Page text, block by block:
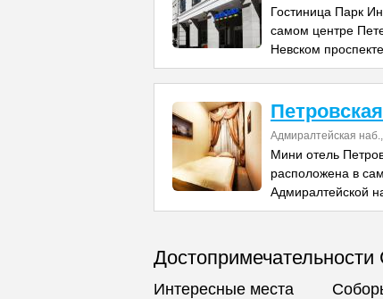
Гостиница Парк
самом центре
Невском проспекте.
Адмиралтейская
Мини отель
расположена в
Адмиралтейской
Достопримечательности
Интересные места